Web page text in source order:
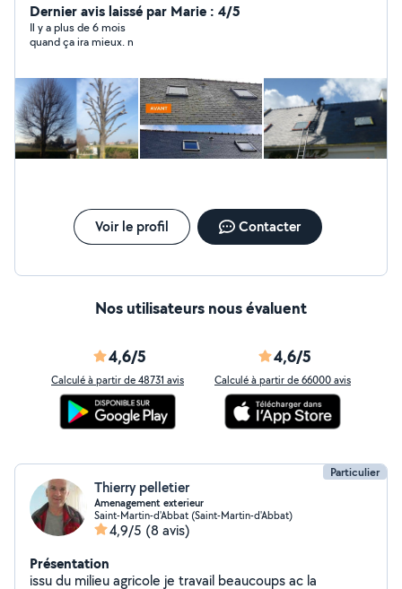
Taillage de haie - Elagage des Arbres - Déracinâge de
haie - tont de pelouse
Dernier avis laissé par Marie : 4/5
Il y a plus de 6 mois
quand ça ira mieux. n
Voir le profil Contacter
Nos utilisateurs nous évaluent
4,6/5
Calculé à partir de 48731 avis
4,6/5
Calculé à partir de 66000 avis
Particulier
Thierry pelletier
Amenagement exterieur
Saint-Martin-d'Abbat (Saint-Martin-d'Abbat)
4,9/5 (8 avis)
Présentation
issu du milieu agricole je travail beaucoups ac la